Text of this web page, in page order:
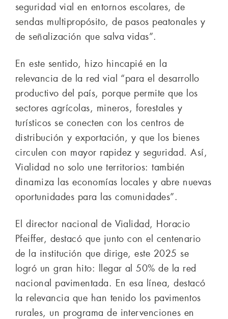
seguridad vial en entornos escolares, de
sendas multipropósito, de pasos peatonales y
de señalización que salva vidas”.
En este sentido, hizo hincapié en la
relevancia de la red vial “para el desarrollo
productivo del país, porque permite que los
sectores agrícolas, mineros, forestales y
turísticos se conecten con los centros de
distribución y exportación, y que los bienes
circulen con mayor rapidez y seguridad. Así,
Vialidad no solo une territorios: también
dinamiza las economías locales y abre nuevas
oportunidades para las comunidades”.
El director nacional de Vialidad, Horacio
Pfeiffer, destacó que junto con el centenario
de la institución que dirige, este 2025 se
logró un gran hito: llegar al 50% de la red
nacional pavimentada. En esa línea, destacó
la relevancia que han tenido los pavimentos
rurales, un programa de intervenciones en